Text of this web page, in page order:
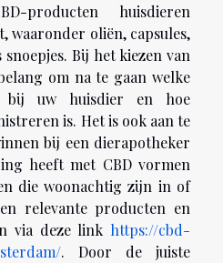
producten huisdieren
waaronder oliën, capsules,
Bij het kiezen van
om na te gaan welke
bij uw huisdier en hoe
is. Het is ook aan te
bij een dierapotheker
heeft met CBD vormen
die woonachtig zijn in of
relevante producten en
via deze link https://cbd-
. Door de juiste